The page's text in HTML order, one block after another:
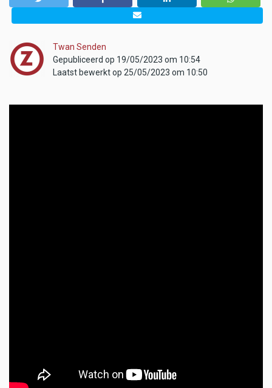
Twan Senden
Gepubliceerd op 19/05/2023 om 10:54
Laatst bewerkt op 25/05/2023 om 10:50